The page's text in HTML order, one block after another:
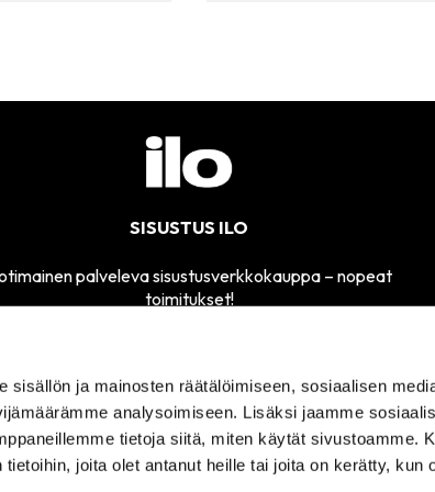
sisällön ja mainosten räätälöimiseen, sosiaalisen
analysoimiseen. Lisäksi jaamme
tietoja siitä, miten käytät sivustoamme.
joita olet antanut heille tai joita on kerätty, kun
SISUSTUS ILO
palveleva sisustusverkkokauppa – nopeat
toimitukset!
MYYMÄLÄMME
AVOINNA
TI-PE 11-17
SÄHKÖPOSTI
sisustusilo@sisustusilo.fi